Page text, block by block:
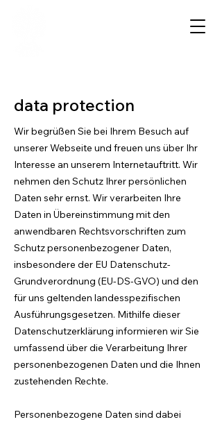
data protection
Wir begrüßen Sie bei Ihrem Besuch auf
unserer Webseite und freuen uns über Ihr
Interesse an unserem Internetauftritt. Wir
nehmen den Schutz Ihrer persönlichen
Daten sehr ernst. Wir verarbeiten Ihre
Daten in Übereinstimmung mit den
anwendbaren Rechtsvorschriften zum
Schutz personenbezogener Daten,
insbesondere der EU Datenschutz-
Grundverordnung (EU-DS-GVO) und den
für uns geltenden landesspezifischen
Ausführungsgesetzen. Mithilfe dieser
Datenschutzerklärung informieren wir Sie
umfassend über die Verarbeitung Ihrer
personenbezogenen Daten und die Ihnen
zustehenden Rechte.
Personenbezogene Daten sind dabei